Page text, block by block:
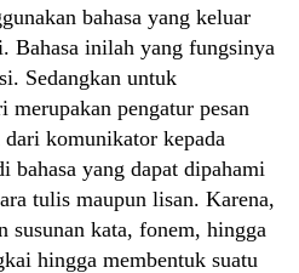
bahasa yang keluar
Bahasa inilah yang fungsinya
Sedangkan untuk
pengatur pesan
komunikator kepada
bahasa yang dapat dipahami
tulis maupun lisan. Karena,
susunan kata, fonem, hingga
hingga membentuk suatu